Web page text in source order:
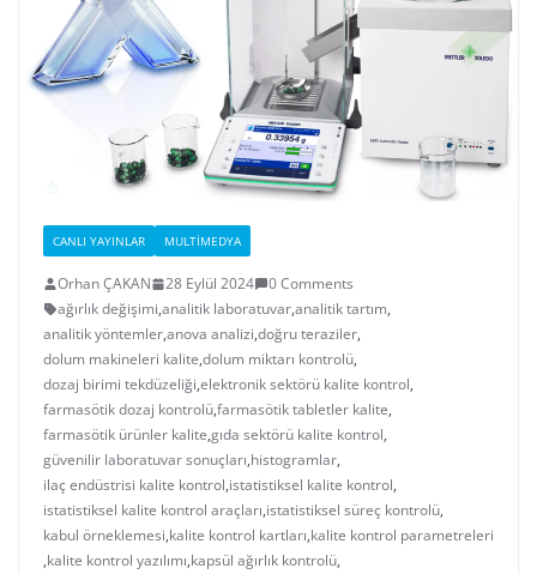
CANLI YAYINLAR MULTIMEDYA
Orhan ÇAKAN 28 Eylül 2024
0 Comments
ağırlık değişimi,analitik laboratuvar,analitik tartım,
analitik yöntemler,anova analizi,doğru teraziler,
dolum makineleri kalite,dolum miktarı kontrolü,
dozaj birimi tekdüzeliği,elektronik sektörü kalite kontrol,
farmasötik dozaj kontrolü,farmasötik tabletler kalite,
farmasötik ürünler kalite,gıda sektörü kalite kontrol,
güvenilir laboratuvar sonuçları,histogramlar,
ilaç endüstrisi kalite kontrol,istatistiksel kalite kontrol,
istatistiksel kalite kontrol araçları,istatistiksel süreç kontrolü,
kabul örneklemesi,kalite kontrol kartları,kalite kontrol parametreleri
,kalite kontrol yazılımı,kapsül ağırlık kontrolü,